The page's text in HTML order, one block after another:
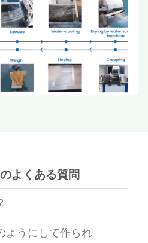
よくある質問
ようにして作られ